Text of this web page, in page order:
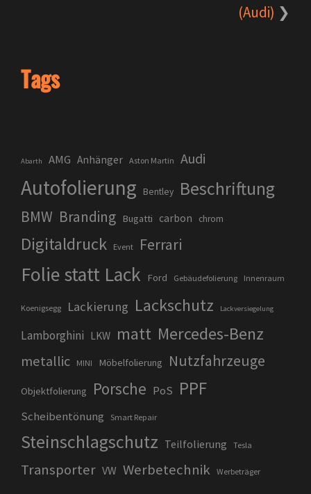
(Audi)
Tags
Abarth AMG Anhänger Aston Martin Audi
Autofolierung Bentley Beschriftung
BMW Branding Bugatti carbon chrom
Digitaldruck Event Ferrari
Folie statt Lack Ford Gebäudefolierung Innenraum
Koenigsegg Lackierung Lackschutz Lackversiegelung
Lamborghini LKW matt Mercedes-Benz
metallic MINI Möbelfolierung Nutzfahrzeuge
Objektfolierung Porsche PoS PPF
Scheibentönung Smart Repair
Steinschlagschutz Teilfolierung Tesla
Transporter VW Werbetechnik Werbeträger